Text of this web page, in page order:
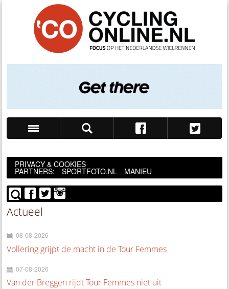
PRIVACY & COOKIES
PARTNERS: SPORTFOTO.NL MANIEU
Actueel
08-08-2026
Vollering grijpt de macht in de Tour Femmes
07-08-2026
Van der Breggen rijdt Tour Femmes niet uit